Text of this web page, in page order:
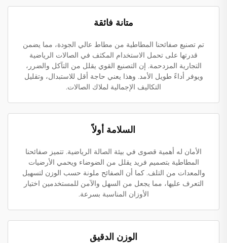
متانة فائقة
تم تصنيع صفائحنا المطاطية من مطاط عالي الجودة، مما يضمن
قدرتها على تحمل الاستخدام المكثف في الصالات الرياضية
التجارية المزدحمة. إن التصنيع القوي يقلل من التآكل والضرر،
ويوفر أداءً طويل الأمد. وهذا يعني حاجة أقل للاستبدال، وتقليل
التكاليف الإجمالية لملاك الصالات.
السلامة أولاً
الأمان له أهمية قصوى في بيئة الصالة الرياضية. تتميز صفائحنا
المطاطية بتصميم فريد يقلل من الضوضاء ويحمي الأرضيات
والمعدات من التلف. كما أن الصفائح ملونة حسب الوزن لتسهيل
التعرف عليها، مما يجعل من السهل والآمن للمستخدمين اختيار
الأوزان المناسبة بسرعة.
الوزن الدقيق